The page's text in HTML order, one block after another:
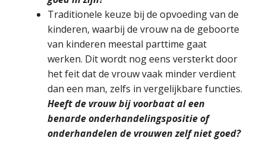
Traditionele keuze bij de opvoeding van de
kinderen, waarbij de vrouw na de geboorte
van kinderen meestal parttime gaat
werken. Dit wordt nog eens versterkt door
het feit dat de vrouw vaak minder verdient
dan een man, zelfs in vergelijkbare functies.
Heeft de vrouw bij voorbaat al een
benarde onderhandelingspositie of
onderhandelen de vrouwen zelf niet goed?